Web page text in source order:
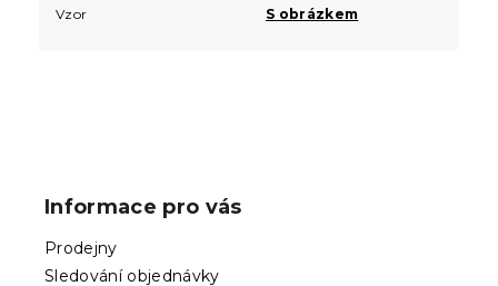
Vzor
S obrázkem
Informace pro vás
Prodejny
Sledování objednávky